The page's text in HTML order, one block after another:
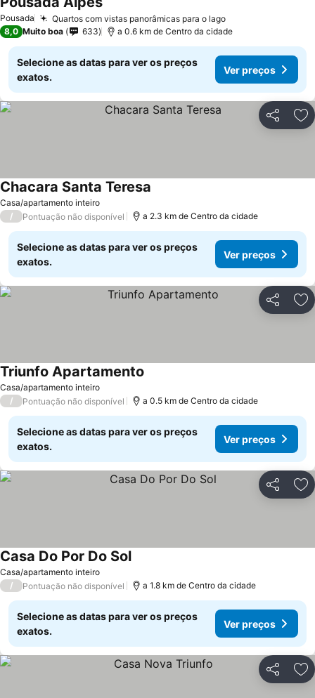
Pousada Quartos com vistas panorâmicas para o lago
8,0 Muito boa 633 a 0.6 km de Centro da cidade
Selecione as datas para ver os preços
exatos.
Ver preços
Partilhar
Casa/apartamento inteiro
Chacara Santa Teresa
/ Pontuação não disponível a 2.3 km de Centro da cidade
Selecione as datas para ver os preços
exatos.
Ver preços
Partilhar
Casa/apartamento inteiro
Triunfo Apartamento
/ Pontuação não disponível a 0.5 km de Centro da cidade
Selecione as datas para ver os preços
exatos.
Ver preços
Partilhar
Casa/apartamento inteiro
Casa Do Por Do Sol
/ Pontuação não disponível a 1.8 km de Centro da cidade
Selecione as datas para ver os preços
exatos.
Ver preços
Partilhar